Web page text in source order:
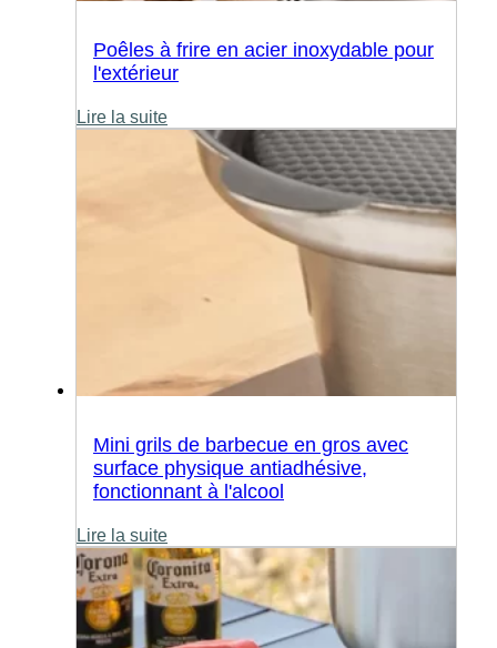
Poêles à frire en acier inoxydable pour
l'extérieur
Lire la suite
Mini grils de barbecue en gros avec
surface physique antiadhésive,
fonctionnant à l'alcool
Lire la suite